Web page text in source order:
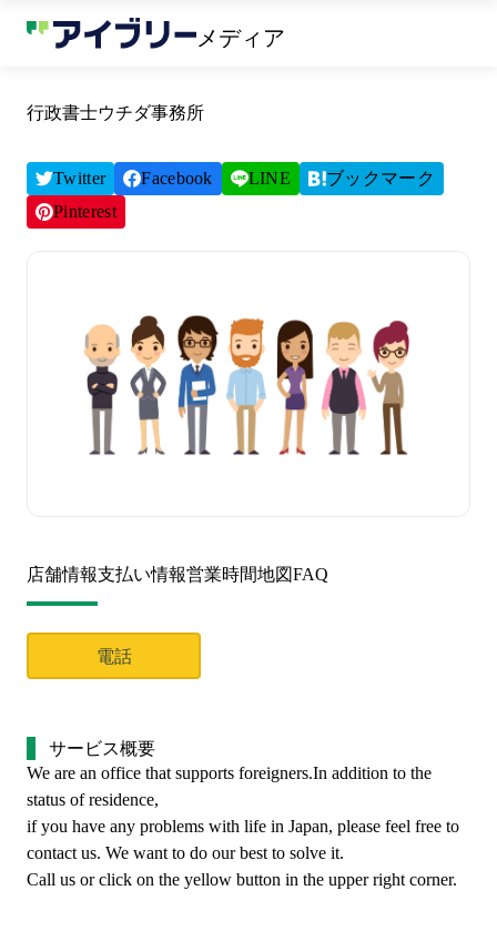
メディア
行政書士ウチダ事務所
Twitter Facebook LINE
ブックマーク
Pinterest
店舗情報支払い情報営業時間地図FAQ
電話
サービス概要
We are an office that supports foreigners.In addition to the
status of residence,
if you have any problems with life in Japan, please feel free to
contact us. We want to do our best to solve it.
Call us or click on the yellow button in the upper right corner.